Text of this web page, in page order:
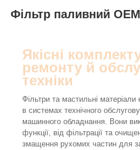
Фільтр паливний
Якісні
ремонту й
техніки
Фільтри та мастильні
в системах технічного
машинного обладнання. Вони
функції, від фільтрації та
змащення рухомих частин для